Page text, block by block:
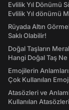
Evlilik Yıl Dönümü
Evlilik Yıl dönümü
Rüyada Altın
Saklı Olabilir!
Doğal Taşların
Hangi Doğal Taş
Emojilerin
Çok Kullanılan
Atasözleri ve
Kullanılan